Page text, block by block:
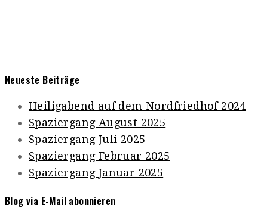
Neueste Beiträge
Heiligabend auf dem Nordfriedhof 2024
Spaziergang August 2025
Spaziergang Juli 2025
Spaziergang Februar 2025
Spaziergang Januar 2025
Blog via E-Mail abonnieren